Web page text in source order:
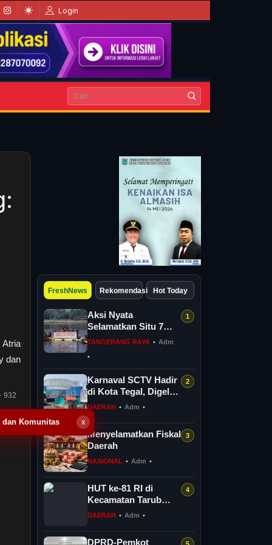
Login
Atria
dan
932
FreshNews Rekomendasi Hot Today
Aksi Nyata
Selamatkan Situ 7
Muara, GANESPA
Taruna dan
Komunitas
TANGERANG RAYA • Adm
•
Karnaval SCTV Hadir
di Kota Tegal, Digelar
Gratis Selama Dua
Hari
DAERAH • Adm •
Menyelamatkan Fiskal
Daerah
NASIONAL • Adm •
HUT ke-81 RI di
Kecamatan Tarub
Tegal Bakal
Permainan Gobak
DAERAH • Adm •
DPRD-Pemkot
x
dan Komunitas